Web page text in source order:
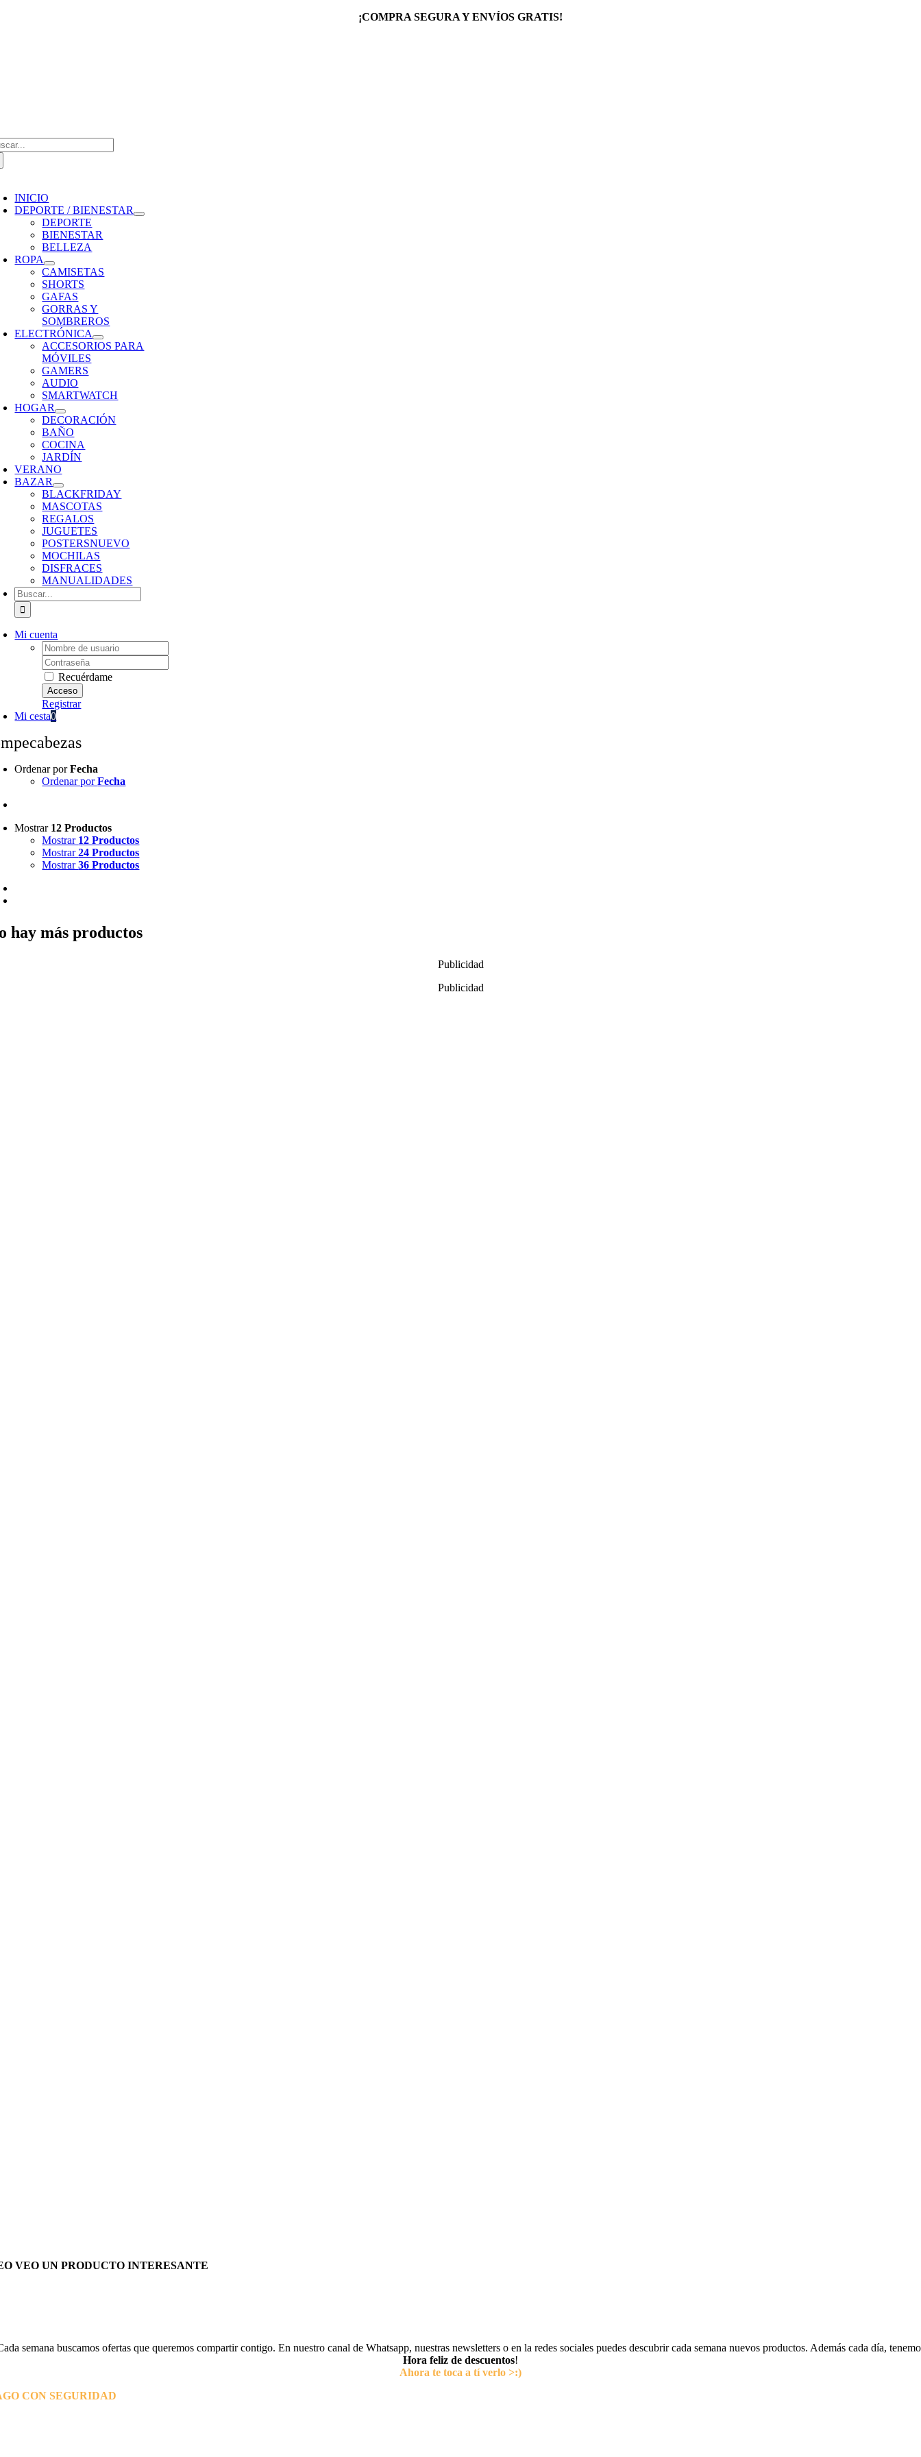
¡COMPRA SEGURA Y ENVÍOS GRATIS!
INICIO
DEPORTE / BIENESTAR
DEPORTE
BIENESTAR
BELLEZA
ROPA
CAMISETAS
SHORTS
GAFAS
GORRAS Y
SOMBREROS
ELECTRÓNICA
ACCESORIOS PARA
MÓVILES
GAMERS
AUDIO
SMARTWATCH
HOGAR
DECORACIÓN
BAÑO
COCINA
JARDÍN
VERANO
BAZAR
BLACKFRIDAY
MASCOTAS
REGALOS
JUGUETES
POSTERSNUEVO
MOCHILAS
DISFRACES
MANUALIDADES
Buscar:
Mi cuenta
Username:
Password:
Recuérdame
Registrar
Mi cesta0
Ordenar porFecha
Ordenar porFecha
Mostrar 12 Productos
Mostrar 12 Productos
Mostrar24 Productos
Mostrar36 Productos
hay más productos
Publicidad
Publicidad
VEO UN PRODUCTO INTERESANTE
semana buscamos ofertas que queremos compartir contigo. En nuestro canal de Whatsapp, nuestras newsletters o en la redes sociales puedes descubrir cada semana nuevos productos. Además cada día,
Hora feliz de descuentos!
Ahora te toca a tí verlo >:)
CON SEGURIDAD